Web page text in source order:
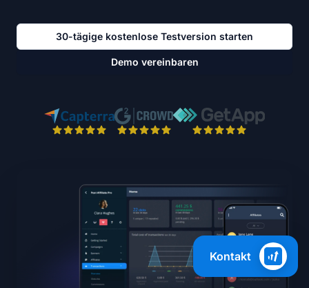
30-tägige kostenlose Testversion starten
Demo vereinbaren
Kontakt